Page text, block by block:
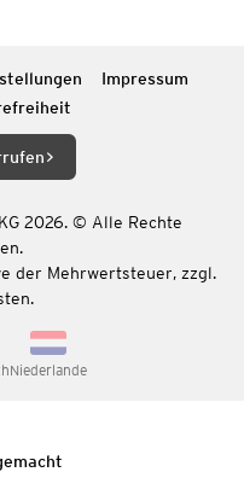
Impressum
2026. © Alle Rechte
der Mehrwertsteuer, zzgl.
Niederlande